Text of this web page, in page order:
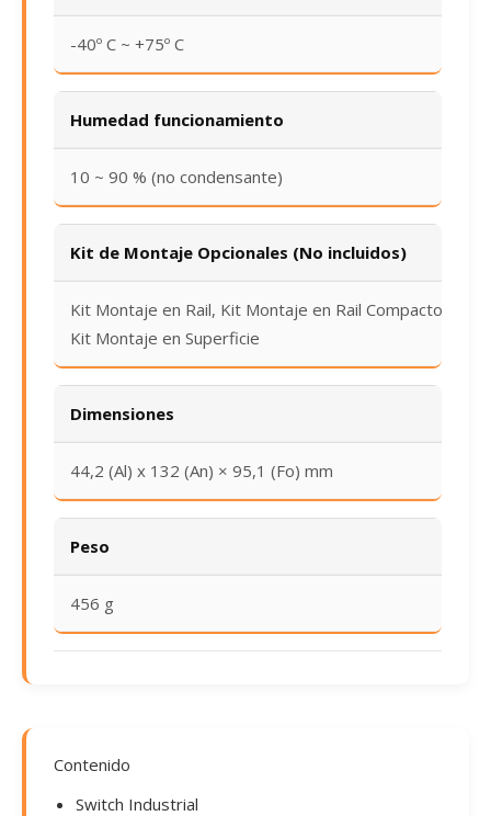
-40º C ~ +75º C
Humedad funcionamiento
10 ~ 90 % (no condensante)
Kit de Montaje Opcionales (No incluidos)
Kit Montaje en Rail, Kit Montaje en Rail Compacto,
Kit Montaje en Superficie
Dimensiones
44,2 (Al) x 132 (An) × 95,1 (Fo) mm
Peso
456 g
Contenido
Switch Industrial